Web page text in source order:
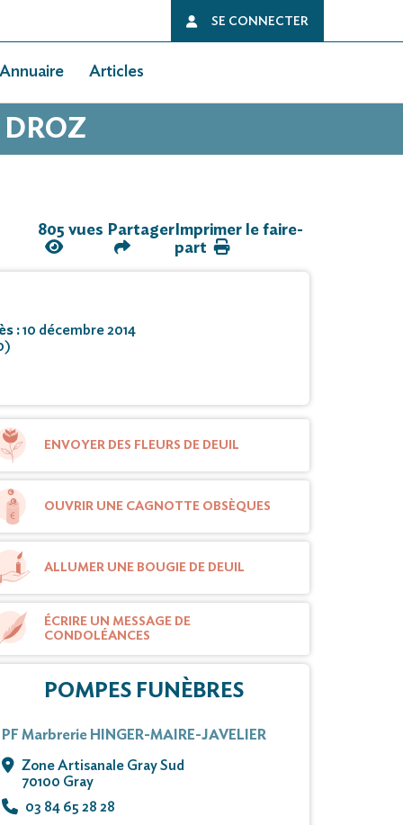
SE CONNECTER
Annuaire Articles
805 vues Partager Imprimer le faire-
part
:10 décembre 2014
ENVOYER DES FLEURS DE DEUIL
OUVRIR UNE CAGNOTTE OBSÈQUES
ALLUMER UNE BOUGIE DE DEUIL
ÉCRIRE UN MESSAGE DE
CONDOLÉANCES
POMPES FUNÈBRES
PF Marbrerie HINGER-MAIRE-JAVELIER
Zone Artisanale Gray Sud
70100 Gray
03 84 65 28 28